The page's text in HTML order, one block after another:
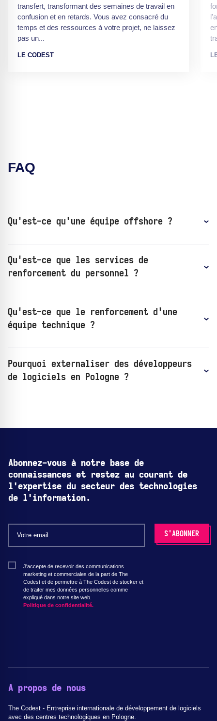
transfert, transformant des semaines de travail en
confusion et en retards. Vous avez consacré du
temps et des ressources à votre projet, ne laissez
pas un...
LE CODEST
FAQ
Qu'est-ce qu'une équipe offshore ?
Qu'est-ce que les services de
renforcement du personnel ?
Qu'est-ce que le renforcement d'une
équipe technique ?
Pourquoi externaliser des développeurs
de logiciels en Pologne ?
Abonnez-vous à notre base de
connaissances et restez au courant de
l'expertise du secteur des technologies
de l'information.
J'accepte de recevoir des communications
marketing et commerciales de la part de The
Codest et de permettre à The Codest de stocker et
de traiter mes données personnelles comme
expliqué dans notre site web.
Politique de confidentialité.
A propos de nous
The Codest - Entreprise internationale de développement de logiciels
avec des centres technologiques en Pologne.